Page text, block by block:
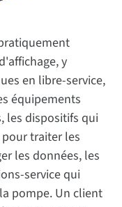
y
en libre-service,
équipements
les dispositifs qui
traiter les
les données, les
service qui
pompe. Un client